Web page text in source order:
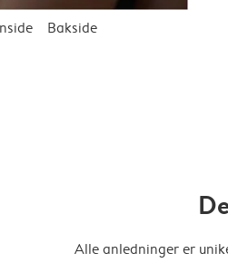
Bakside
Alle anledninger er